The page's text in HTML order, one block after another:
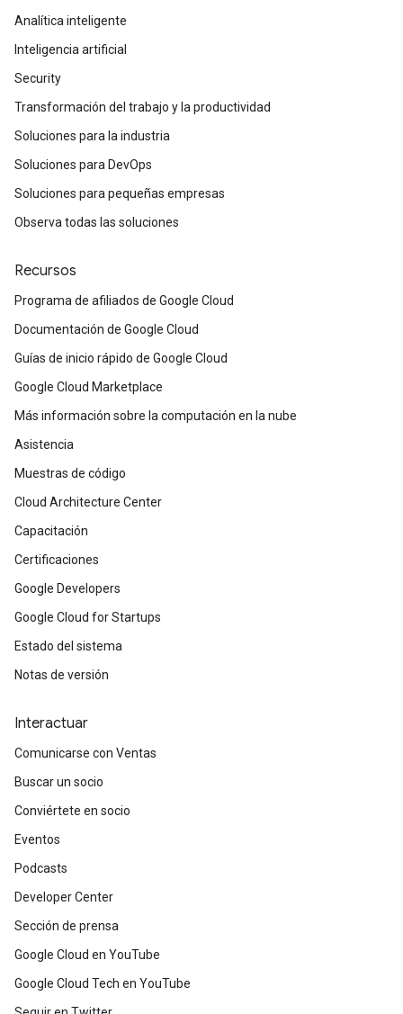
Analítica inteligente
Inteligencia artificial
Security
Transformación del trabajo y la productividad
Soluciones para la industria
Soluciones para DevOps
Soluciones para pequeñas empresas
Observa todas las soluciones
Recursos
Programa de afiliados de Google Cloud
Documentación de Google Cloud
Guías de inicio rápido de Google Cloud
Google Cloud Marketplace
Más información sobre la computación en la nube
Asistencia
Muestras de código
Cloud Architecture Center
Capacitación
Certificaciones
Google Developers
Google Cloud for Startups
Estado del sistema
Notas de versión
Interactuar
Comunicarse con Ventas
Buscar un socio
Conviértete en socio
Eventos
Podcasts
Developer Center
Sección de prensa
Google Cloud en YouTube
Google Cloud Tech en YouTube